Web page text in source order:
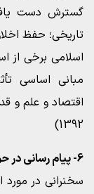
گسترش دست
تاریخی؛ حفظ
اسلامی برخی از
مبانی اساسی
1392)
6- پیام رسانی در حوزه دین با تکیه بر سنت امام صادق(ع)
سخنرانی در